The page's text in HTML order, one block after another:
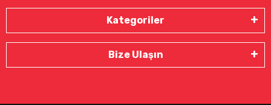
Kategoriler
Bize Ulaşın